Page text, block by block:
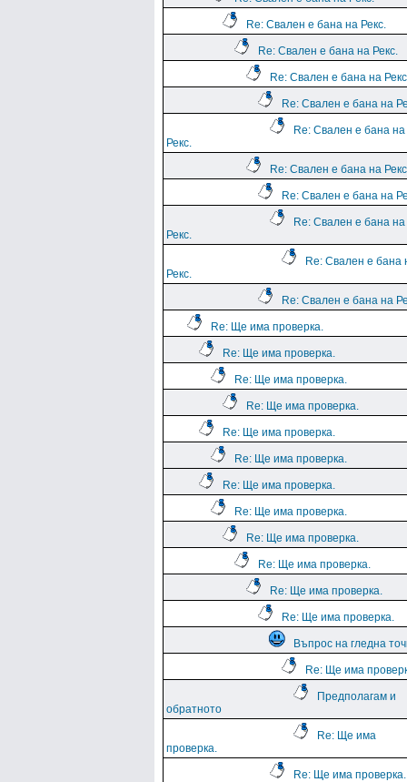
Re: Свален е бана на Рекс.
Re: Свален е бана на Рекс.
Re: Свален е бана на
Re: Свален е бана на
Re: Свален е бана на
Рекс.
Re: Свален е бана на
Re: Свален е бана на
Re: Свален е бана на
Рекс.
Re: Свален е бана
Рекс.
Re: Свален е бана на
Re: Ще има проверка.
Re: Ще има проверка.
Re: Ще има проверка.
Re: Ще има проверка.
Re: Ще има проверка.
Re: Ще има проверка.
Re: Ще има проверка.
Re: Ще има проверка.
Re: Ще има проверка.
Re: Ще има проверка.
Re: Ще има проверка.
Re: Ще има проверка.
Въпрос на гледна
Re: Ще има
Предполагам и
обратното
Re: Ще има
проверка.
Re: Ще има проверка.